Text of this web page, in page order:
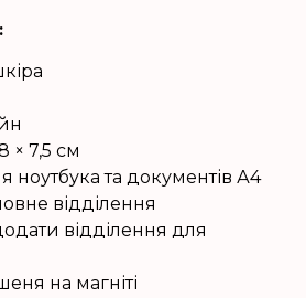
× 7,5 см
ноутбука та документів А4
відділення
відділення для
на магніті